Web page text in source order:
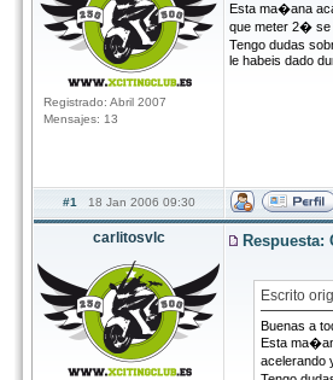
Registrado: Abril 2007
Mensajes: 13
Esta ma�ana
que meter 2� se
Tengo dudas
le habeis dado
#1 18 Jan 2006 09:30
carlitosvlc Respuesta:
Escrito
Buenas a
Esta
acelerando